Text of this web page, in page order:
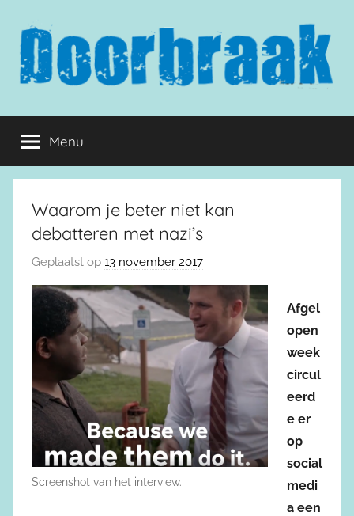
inhoud
springen
Doorbraak.eu
Menu
Waarom je beter niet kan
debatteren met nazi’s
Geplaatst op 13 november 2017
Screenshot van het interview.
Afgel
open
week
circul
eerd
e er
op
social
medi
a een